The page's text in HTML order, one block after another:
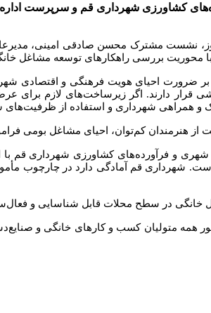
کشاورزی شهرداری قم و سرپرست
نشست مشترک محسن صادقی امینی،
محوریت بررسی راهکارهای توسعه مشاغل
بر ضرورت احیای هویت فرهنگی و اقتصادی
قرار دارند. اگر زیرساخت‌های لازم
همراهی شهرداری و استفاده از ظرفیت‌های
از هنرمندان کم‌توان، احیای مشاغل بومی
و فرآورده‌های کشاورزی شهرداری قم
شهرداری قم آمادگی دارد در چارچوب
در سطح محلات قابل شناسایی و
متولیان کسب و کارهای خانگی و